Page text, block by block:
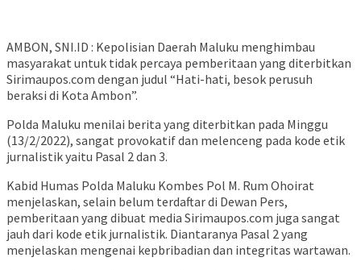
AMBON, SNI.ID : Kepolisian Daerah Maluku menghimbau
masyarakat untuk tidak percaya pemberitaan yang diterbitkan
Sirimaupos.com dengan judul “Hati-hati, besok perusuh
beraksi di Kota Ambon”.
Polda Maluku menilai berita yang diterbitkan pada Minggu
(13/2/2022), sangat provokatif dan melenceng pada kode etik
jurnalistik yaitu Pasal 2 dan 3.
Kabid Humas Polda Maluku Kombes Pol M. Rum Ohoirat
menjelaskan, selain belum terdaftar di Dewan Pers,
pemberitaan yang dibuat media Sirimaupos.com juga sangat
jauh dari kode etik jurnalistik. Diantaranya Pasal 2 yang
menjelaskan mengenai kepbribadian dan integritas wartawan.